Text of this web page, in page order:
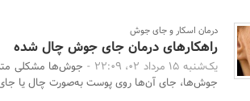
درمان اسکار و جای جوش
راهکارهای درمان جای جوش چال شده
یک‌شنبه 15 مرداد 02، 22:09 -
جوش‌ها مشکلی
جوش‌ها، جای آن‌ها روی پوست به‌صورت چال یا